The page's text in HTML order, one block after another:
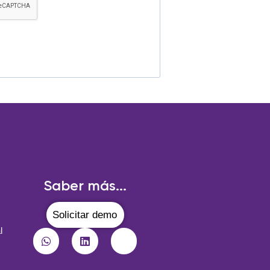
Saber más...
Solicitar demo